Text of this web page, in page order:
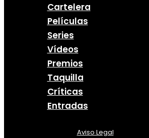
Cartelera
Películas
Series
Vídeos
Premios
Taquilla
Críticas
Entradas
Aviso Legal